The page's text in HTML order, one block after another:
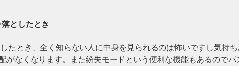
としたとき
たとき、全く知らない人に中身を見られるのは怖いですし気持ち
がなくなります。また紛失モードという便利な機能もあるのでパ